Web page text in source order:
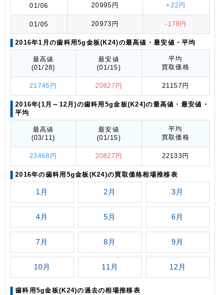
01/06 20995円 +22円
01/05 20973円 -178円
2016年1月の歯科用5g金板(K24)の最高値 ・最安値 ・平均
最高値
(01/28)
最安値
(01/15)
平均
買取価格
21745円 20827円 21157円
2016年(1月～12月)の歯科用5g金板(K24)の最高値 ・最安値 ・
平均
最高値
(03/11)
最安値
(01/15)
平均
買取価格
23468円 20827円 22133円
2016年の歯科用5g金板(K24)の買取価格相場推移表
1月 2月 3月
4月 5月 6月
7月 8月 9月
10月 11月 12月
歯科用5g金板(K24)の過去の相場推移表